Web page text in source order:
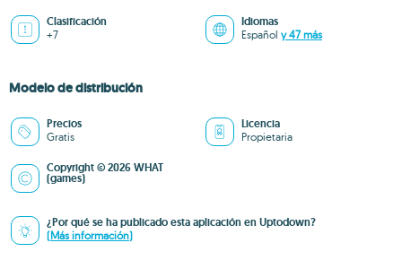
Clasificación
+7
Idiomas
Español y 47 más
Modelo de distribución
Precios
Gratis
Licencia
Propietaria
Copyright © 2026 WHAT
(games)
¿Por qué se ha publicado esta aplicación en Uptodown?
(Más información)